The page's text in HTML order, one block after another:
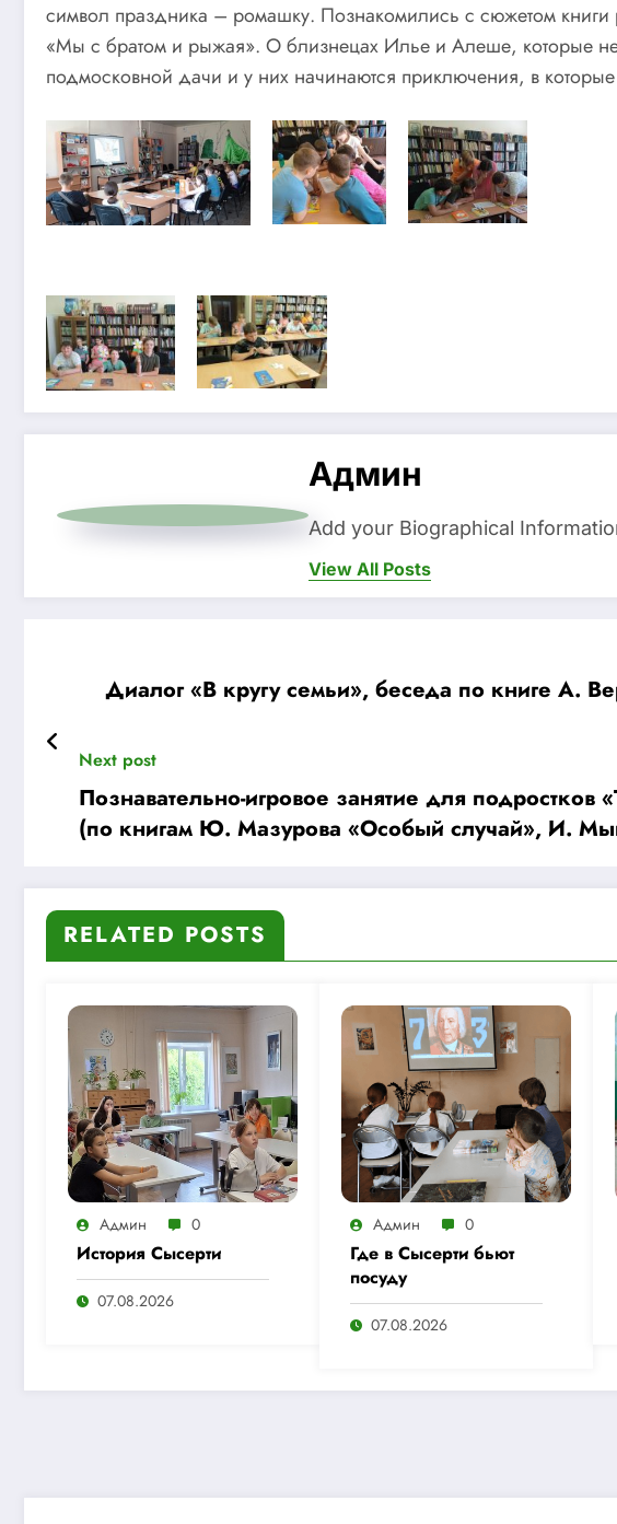
символ праздника – ромашку. Познакомились с сюжетом книги
«Мы с братом и рыжая». О близнецах Илье и Алеше, которые
подмосковной дачи и у них начинаются приключения, в
Админ
Add your Biographical
View All Posts
Диалог «В кругу семьи», беседа по книге А.
Next post
Познавательно-игровое занятие для подростков
(по книгам Ю. Мазурова «Особый случай», И.
RELATED POSTS
Админ 0
История Сысерти
07.08.2026
Админ 0
Где в Сысерти бьют
посуду
07.08.2026